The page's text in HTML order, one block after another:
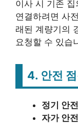
이사 시 기존
연결하려면 사
래된 계량기의
요청할 수 있습
4. 안전
정기 안
자가 안